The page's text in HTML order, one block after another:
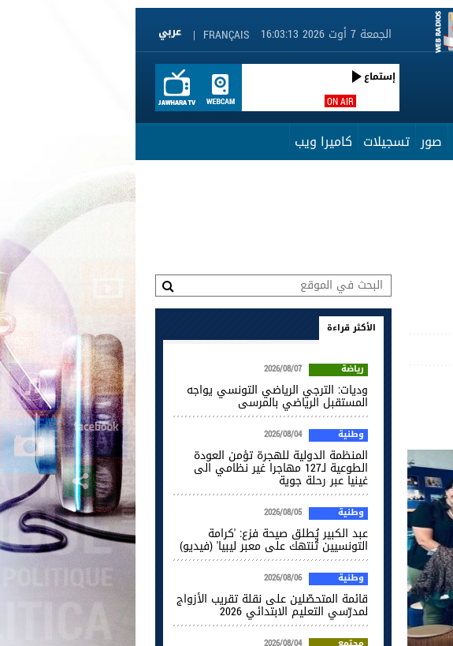
FRANÇAIS
| الجمعة 7 أوت 2026 16:03:13
ON AIR
إستماع
صور تسجيلات كاميرا ويب
الأكثر قراءة
رياضة 2026/08/07
وديات: الترجي الرياضي التونسي يواجه
المستقبل الرياضي بالمرسى
وطنية 2026/08/04
المنظمة الدولية للهجرة تؤمن العودة
الطوعية لـ127 مهاجرا غير نظامي الى
غينيا عبر رحلة جوية
وطنية 2026/08/05
عبد الكبير يُطلق صيحة فزع: 'كرامة
التونسيين تُنتهك على معبر ليبيا' (فيديو)
وطنية 2026/08/06
قائمة المتحصّلين على نقلة تقريب الأزواج
لمدرّسي التعليم الابتدائي 2026